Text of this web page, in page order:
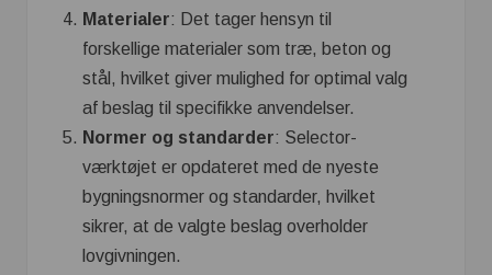
Materialer: Det tager hensyn til
forskellige materialer som træ, beton og
stål, hvilket giver mulighed for optimal valg
af beslag til specifikke anvendelser.
Normer og standarder: Selector-
værktøjet er opdateret med de nyeste
bygningsnormer og standarder, hvilket
sikrer, at de valgte beslag overholder
lovgivningen.